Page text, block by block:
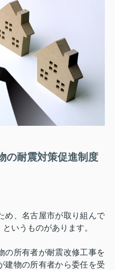
の耐震対策促進制度
め、名古屋市が取り組んで
いうものがあります。
の所有者が耐震改修工事を
建物の所有者から委任を受